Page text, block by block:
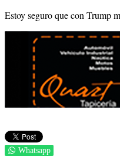
Estoy seguro que con Trump
Whatsapp